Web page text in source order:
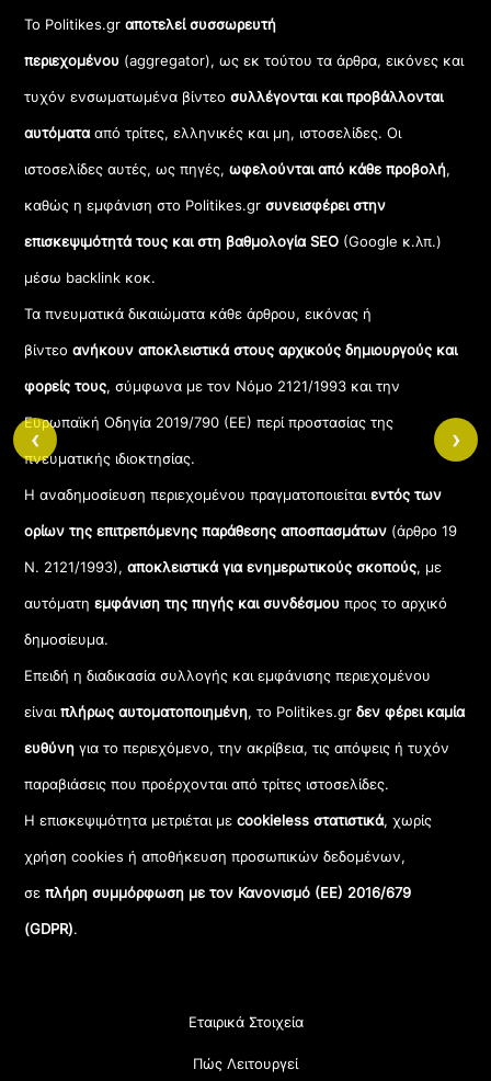
Το Politikes.grαποτελεί συσσωρευτή
περιεχομένου (aggregator), ως εκ τούτου τα άρθρα, εικόνες και
τυχόν ενσωματωμένα βίντεοσυλλέγονται και προβάλλονται
αυτόματααπό τρίτες, ελληνικές και μη, ιστοσελίδες. Οι
ιστοσελίδες αυτές, ως πηγές,ωφελούνται από κάθε προβολή,
καθώς η εμφάνιση στο Politikes.gr συνεισφέρει στην
επισκεψιμότητά τους και στη βαθμολογία SEO (Google κ.λπ.)
μέσω backlink κοκ.
Τα πνευματικά δικαιώματα κάθε άρθρου, εικόνας ή
βίντεοανήκουν αποκλειστικά στους αρχικούς δημιουργούς και
φορείς τους, σύμφωνα με τον Νόμο 2121/1993 και την
Ευρωπαϊκή Οδηγία 2019/790 (ΕΕ) περί προστασίας της
πνευματικής ιδιοκτησίας.
Η αναδημοσίευση περιεχομένου πραγματοποιείταιεντός των
ορίων της επιτρεπόμενης παράθεσης αποσπασμάτων (άρθρο 19
Ν. 2121/1993), αποκλειστικά για ενημερωτικούς σκοπούς, με
αυτόματηεμφάνιση της πηγής και συνδέσμου προς το αρχικό
δημοσίευμα.
Επειδή η διαδικασία συλλογής και εμφάνισης περιεχομένου
είναιπλήρως αυτοματοποιημένη, το Politikes.grδεν φέρει καμία
ευθύνη για το περιεχόμενο, την ακρίβεια, τις απόψεις ή τυχόν
παραβιάσεις που προέρχονται από τρίτες ιστοσελίδες.
Η επισκεψιμότητα μετριέται μεcookieless στατιστικά, χωρίς
χρήση cookies ή αποθήκευση προσωπικών δεδομένων,
σεπλήρη συμμόρφωση με τον Κανονισμό (ΕΕ) 2016/679
(GDPR).
Εταιρικά Στοιχεία
Πώς Λειτουργεί
‹ ›